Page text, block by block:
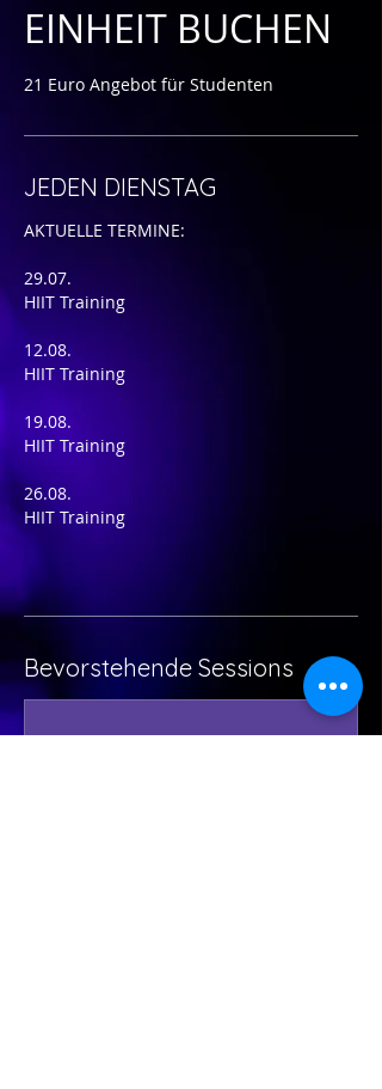
EINHEIT BUCHEN
21 Euro Angebot für Studenten
JEDEN DIENSTAG
AKTUELLE TERMINE:
29.07.
HIIT Training
12.08.
HIIT Training
19.08.
HIIT Training
26.08.
HIIT Training
Bevorstehende Sessions